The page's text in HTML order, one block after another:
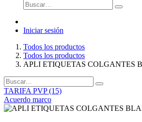
Iniciar sesión
Todos los productos
Todos los productos
APLI ETIQUETAS COLGANTES
TARIFA PVP (15)
Acuerdo marco